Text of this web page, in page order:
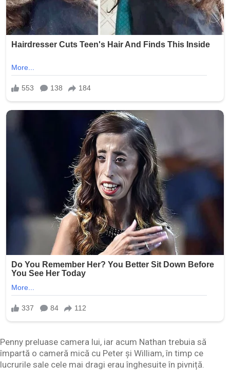
Penny preluase camera lui, iar acum Nathan trebuia să
împartă o cameră mică cu Peter și William, în timp ce
lucrurile sale cele mai dragi erau înghesuite în pivniță.